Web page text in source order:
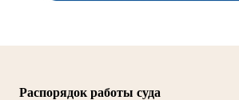
Распорядок работы суда